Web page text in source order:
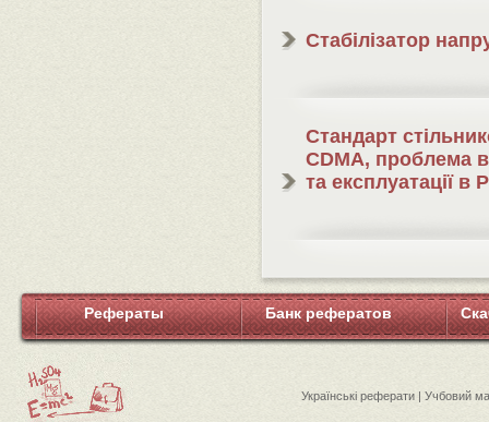
Стабілізатор
Стандарт
CDMA, проблема
та експлуатації в
Рефераты Банк рефератов
Українські реферати | Учбовий